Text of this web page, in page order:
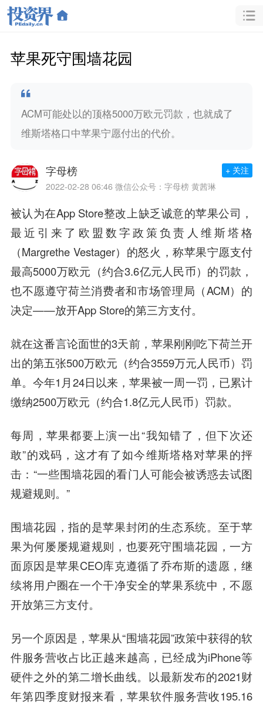
苹果死守围墙花园
ACM可能处以的顶格5000万欧元罚款，也就成了
维斯塔格口中苹果宁愿付出的代价。
字母榜
2022-02-28 06:46 微信公众号：字母榜 黄茜琳
+ 关注
被认为在App Store整改上缺乏诚意的苹果公司，
最近引来了欧盟数字政策负责人维斯塔格
（Margrethe Vestager）的怒火，称苹果宁愿支付
最高5000万欧元（约合3.6亿元人民币）的罚款，
也不愿遵守荷兰消费者和市场管理局（ACM）的
决定——放开App Store的第三方支付。
就在这番言论面世的3天前，苹果刚刚吃下荷兰开
出的第五张500万欧元（约合3559万元人民币）罚
单。今年1月24日以来，苹果被一周一罚，已累计
缴纳2500万欧元（约合1.8亿元人民币）罚款。
每周，苹果都要上演一出“我知错了，但下次还
敢”的戏码，这才有了如今维斯塔格对苹果的抨
击：“一些围墙花园的看门人可能会被诱惑去试图
规避规则。”
围墙花园，指的是苹果封闭的生态系统。至于苹
果为何屡屡规避规则，也要死守围墙花园，一方
面原因是苹果CEO库克遵循了乔布斯的遗愿，继
续将用户圈在一个干净安全的苹果系统中，不愿
开放第三方支付。
另一个原因是，苹果从“围墙花园”政策中获得的软
件服务营收占比正越来越高，已经成为iPhone等
硬件之外的第二增长曲线。以最新发布的2021财
年第四季度财报来看，苹果软件服务营收195.16